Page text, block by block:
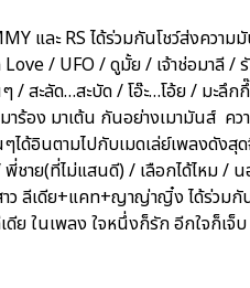
และ RS ได้ร่วมกันโชว์ส่งคว
/ UFO / ดูมั้ย / เจ้าช่อมาลี /
สะลัด…สะบัด / โอ๊ะ…โอ้ย / มะลึ
ร้อง มาเต้น กันอย่างเมามันส์ ค
ๆได้อินตามไปกับเมดเล่ย์เพลงดั
ชาย(ที่ไม่แสนดี) / เลือกได้ไหม /
าว ลีเดีย+แคท+ญาญ่าญิ๋ง ได้ร่วม
ย ในเพลง ใจหนึ่งก็รัก อีกใจก็เจ็